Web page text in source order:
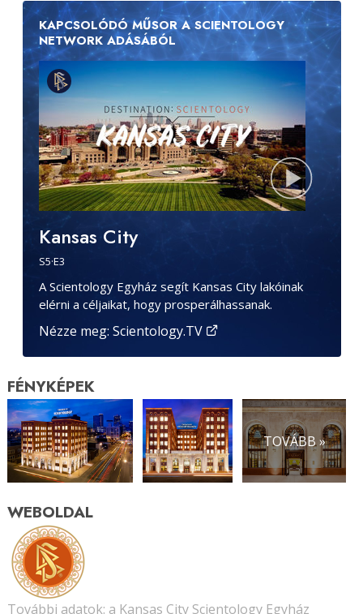
KAPCSOLÓDÓ MŰSOR A SCIENTOLOGY
NETWORK ADÁSÁBÓL
Kansas City
S5·E3
A Scientology Egyház segít Kansas City lakóinak
elérni a céljaikat, hogy prosperálhassanak.
Nézze meg: Scientology.TV
FÉNYKÉPEK
TOVÁBB »
WEBOLDAL
További adatok: a Kansas City Scientology Egyház